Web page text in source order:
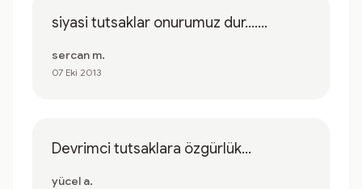
siyasi tutsaklar onurumuz dur.......
sercan m.
07 Eki 2013
Devrimci tutsaklara özgürlük...
yücel a.